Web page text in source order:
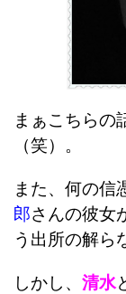
まぁこちらの
（笑）。
また、何の信
郎さんの彼女
う出所の解ら
しかし、 清水